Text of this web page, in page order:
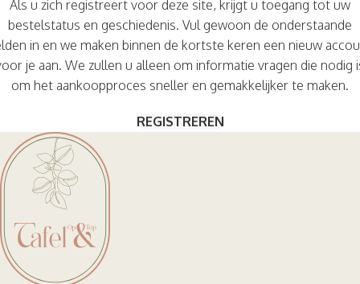
Als u zich registreert voor deze site, krijgt u toegang tot uw
bestelstatus en geschiedenis. Vul gewoon de onderstaande
in en we maken binnen de kortste keren een nieuw
je aan. We zullen u alleen om informatie vragen die nodig
om het aankoopproces sneller en gemakkelijker te maken.
REGISTREREN